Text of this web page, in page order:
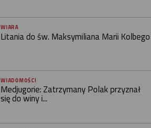
WIARA
Litania do św. Maksymiliana Marii Kolbego
WIADOMOŚCI
Medjugorie: Zatrzymany Polak przyznał
się do winy i...